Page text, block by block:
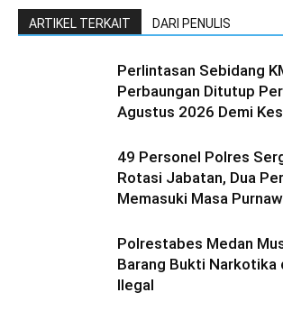
ARTIKEL TERKAIT DARI PENULIS
Perlintasan Sebidang
Perbaungan Ditutup
Agustus 2026 Demi
49 Personel Polres
Rotasi Jabatan, Dua
Memasuki Masa
Polrestabes Medan
Barang Bukti Narkotika
Ilegal